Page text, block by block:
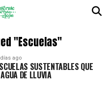
"Escuelas"
ago
SUSTENTABLES QUE
DE LLUVIA